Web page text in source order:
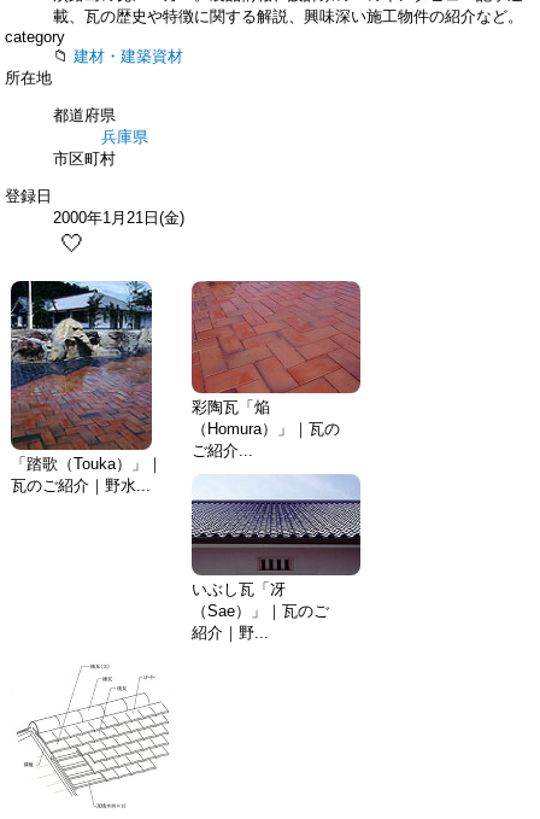
載、瓦の歴史や特徴に関する解説、興味深い施工物件の紹介など。
category
建材・建築資材
所在地
都道府県
兵庫県
市区町村
登録日
2000年1月21日(金)
🤍
「踏歌（Touka）」｜
瓦のご紹介｜野水...
彩陶瓦「焔
（Homura）」｜瓦の
ご紹介...
いぶし瓦「冴
（Sae）」｜瓦のご
紹介｜野...